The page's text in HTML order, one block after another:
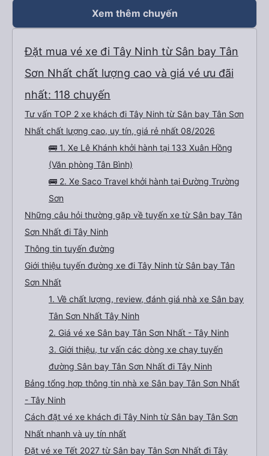
Xem thêm chuyến
Đặt mua vé xe đi Tây Ninh từ Sân bay Tân
Sơn Nhất chất lượng cao và giá vé ưu đãi
nhất: 118 chuyến
Tư vấn TOP 2 xe khách đi Tây Ninh từ Sân bay Tân Sơn
Nhất chất lượng cao, uy tín, giá rẻ nhất 08/2026
🚌 1. Xe Lê Khánh khởi hành tại 133 Xuân Hồng
(Văn phòng Tân Bình)
🚌 2. Xe Saco Travel khởi hành tại Đường Trường
Sơn
Những câu hỏi thường gặp về tuyến xe từ Sân bay Tân
Sơn Nhất đi Tây Ninh
Thông tin tuyến đường
Giới thiệu tuyến đường xe đi Tây Ninh từ Sân bay Tân
Sơn Nhất
1. Về chất lượng, review, đánh giá nhà xe Sân bay
Tân Sơn Nhất Tây Ninh
2. Giá vé xe Sân bay Tân Sơn Nhất - Tây Ninh
3. Giới thiệu, tư vấn các dòng xe chạy tuyến
đường Sân bay Tân Sơn Nhất đi Tây Ninh
Bảng tổng hợp thông tin nhà xe Sân bay Tân Sơn Nhất
- Tây Ninh
Cách đặt vé xe khách đi Tây Ninh từ Sân bay Tân Sơn
Nhất nhanh và uy tín nhất
Đặt vé xe Tết 2027 từ Sân bay Tân Sơn Nhất đi Tây